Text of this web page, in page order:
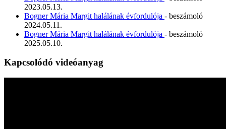
2023.05.13.
Bogner Mária Margit halálának évfordulója - beszámoló
2024.05.11.
Bogner Mária Margit halálának évfordulója - beszámoló
2025.05.10.
Kapcsolódó videóanyag